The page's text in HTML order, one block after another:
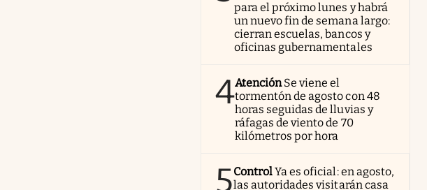
para el próximo lunes y habrá
un nuevo fin de semana largo:
cierran escuelas, bancos y
oficinas gubernamentales
4AtenciónSe viene el
tormentón de agosto con 48
horas seguidas de lluvias y
ráfagas de viento de 70
kilómetros por hora
5ControlYa es oficial: en agosto,
las autoridades visitarán casa